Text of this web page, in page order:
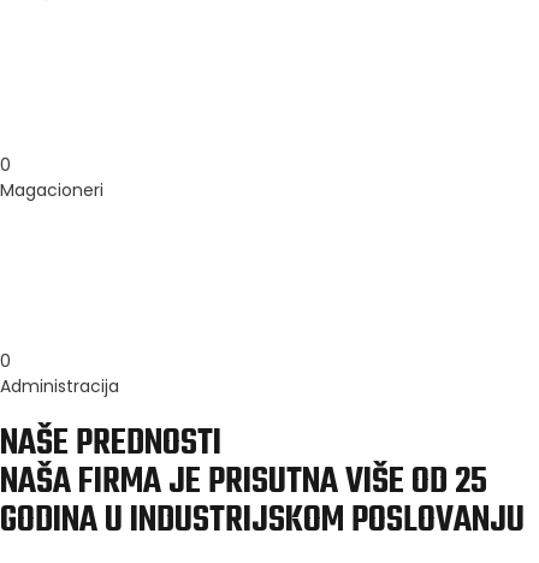
0
Magacioneri
0
Administracija
NAŠE PREDNOSTI
NAŠA FIRMA JE PRISUTNA VIŠE OD 25
GODINA U INDUSTRIJSKOM POSLOVANJU